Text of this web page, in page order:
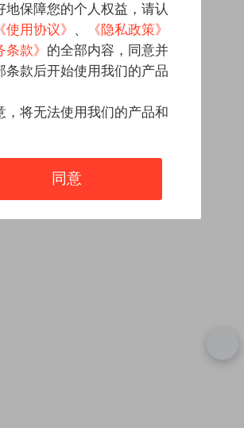
地保障您的个人权益，请认
《使用协议》 、
《隐私政策》
条款》 的全部内容，同意并
条款后开始使用我们的产品
，将无法使用我们的产品和
同意